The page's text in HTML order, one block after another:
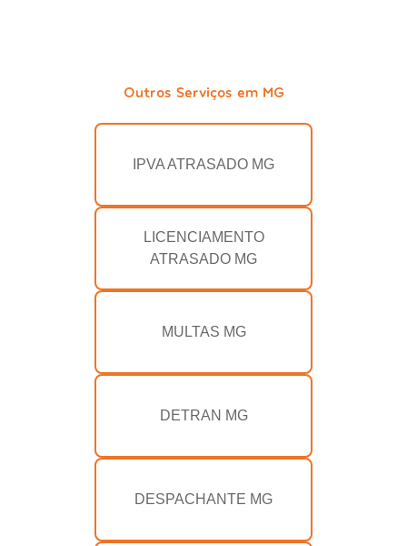
Outros Serviços em MG
IPVA ATRASADO MG
LICENCIAMENTO
ATRASADO MG
MULTAS MG
DETRAN MG
DESPACHANTE MG